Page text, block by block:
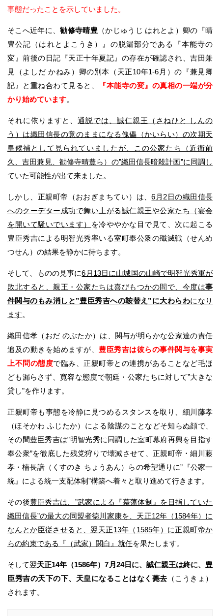
事態だったことを示していました。
そこへ近年に、勧修寺晴豊 （かじゅうじ はれとよ）卿の『晴
豊公記（はれとよこうき）』の脱漏部分である『本能寺の
変』前後の日記『天正十年夏記』の存在が確認され、吉田兼
見（よしだ かねみ）卿の別本（天正10年1-6月）の『兼見卿
記』と重ね合わて見ると、
『本能寺の変』の真相の一端が分
かり始めています。
それに依りますと、通説では、誠仁親王（さねひと しんの
う）は織田信長の意のままになる傀儡（かいらい）の次期天
皇候補として見られていましたが、この公家たち（近衛前
久、吉田兼見、勧修寺晴豊ら）の”織田信長暗殺計画”に同調し
ていた可能性が出て来ました 。
しかし、正親町帝（おおぎまちてい）は、6月2日の織田信長
へのクーデター成功で舞い上がる誠仁親王や公家たち（宴会
を開いて騒いでいます）
を冷ややかな目で見て、次に起こる
豊臣秀吉による明智光秀率いる室町奉公衆の殲滅戦（せんめ
つせん）の結果を静かに待ちます。
そして、ものの見事に6月13日に山城国の山崎で明智光秀軍が
敗北すると、親王・公家たちは喜びもつかの間で、今度は事
件関与のもみ消しと”豊臣秀吉への鞍替え”に大わらわになり
ます。
織田信孝（おだ のぶたか）は、関与が明らかな公家達の責任
追及の動きを始めますが、 豊臣秀吉は彼らの事件関与を事実
上不問の態度で臨み、正親町帝との連携があることなど毛ほ
ども漏らさず、寛容な態度で朝廷・公家たちに対して”大きな
貸し”を作ります。
正親町帝も事態を冷静に見つめるスタンスを取り、細川藤孝
（ほそかわ ふじたか）による陰謀のことなどそ知らぬ顔で、
その間豊臣秀吉は”明智光秀に同調した室町幕府再興を目指す
奉公衆”を徹底した残党狩りで壊滅させて、正親町帝・細川藤
孝・楠長諳（くすのき ちょうあん）らの希望通りに”『公家一
統』による統一支配体制”構築へ着々と取り進めて行きます。
その後豊臣秀吉は、”武家による『幕藩体制』を目指していた
織田信長”の最大の同盟者徳川家康を、天正12年（1584年）に
なんとか臣従させると、翌天正13年（1585年）に正親町帝か
らの約束である『（武家）関白』就任を果たします。
そして翌天正14年（1586年）7月24日に、誠仁親王は終に、豊
臣秀吉の天下の下、天皇になることはなく薨去 （こうきょ）
されます。